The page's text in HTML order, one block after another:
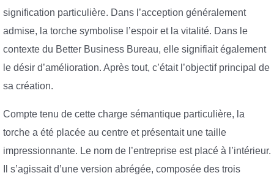
signification particulière. Dans l’acception généralement
admise, la torche symbolise l’espoir et la vitalité. Dans le
contexte du Better Business Bureau, elle signifiait également
le désir d’amélioration. Après tout, c’était l’objectif principal de
sa création.
Compte tenu de cette charge sémantique particulière, la
torche a été placée au centre et présentait une taille
impressionnante. Le nom de l’entreprise est placé à l’intérieur.
Il s’agissait d’une version abrégée, composée des trois